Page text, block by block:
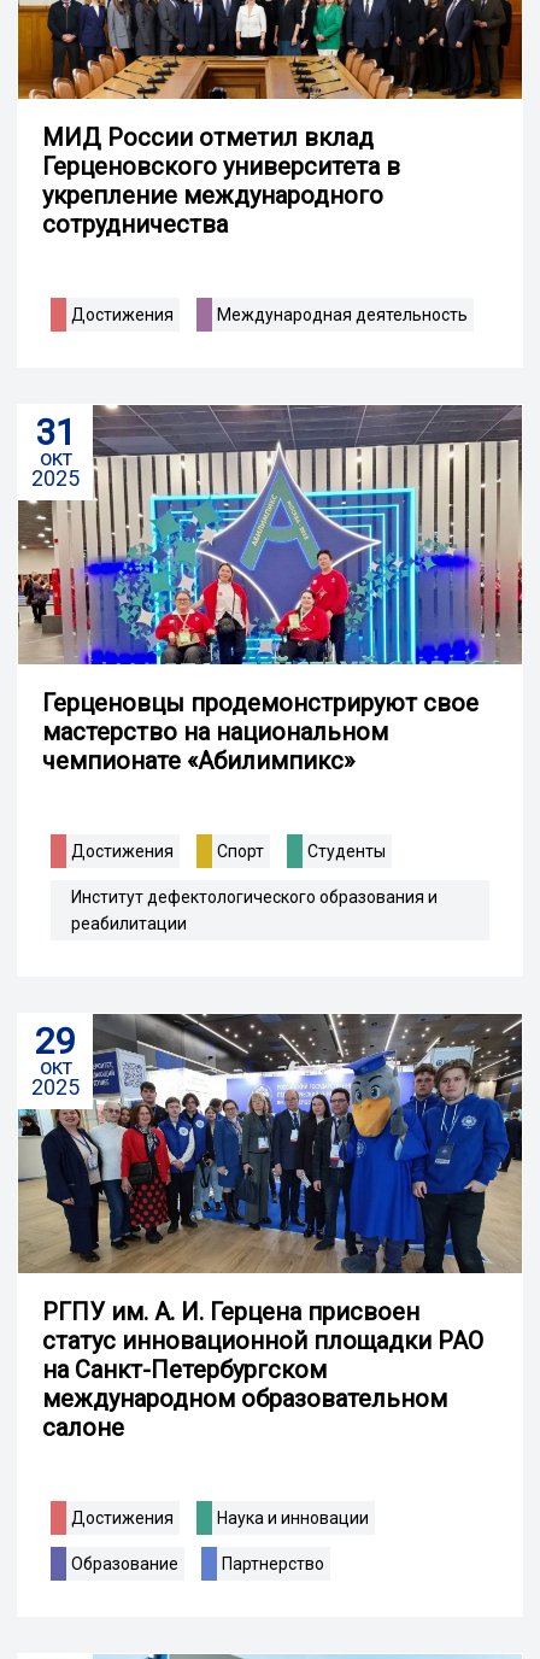
МИД России отметил вклад
Герценовского университета в
укрепление международного
сотрудничества
Достижения Международная деятельность
31
окт
2025
Герценовцы продемонстрируют свое
мастерство на национальном
чемпионате «Абилимпикс»
Достижения Спорт Студенты
Институт дефектологического образования и
реабилитации
29
окт
2025
РГПУ им. А. И. Герцена присвоен
статус инновационной площадки РАО
на Санкт-Петербургском
международном образовательном
салоне
Достижения Наука и инновации
Образование Партнерство